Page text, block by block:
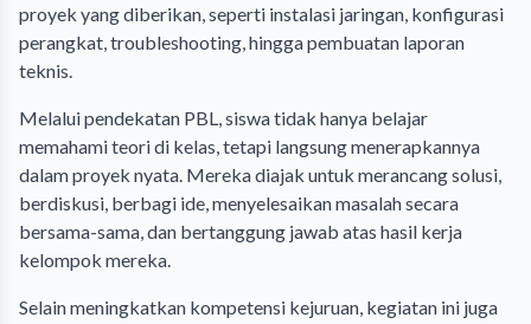
proyek yang diberikan, seperti instalasi jaringan, konfigurasi
perangkat, troubleshooting, hingga pembuatan laporan
teknis.
Melalui pendekatan PBL, siswa tidak hanya belajar
memahami teori di kelas, tetapi langsung menerapkannya
dalam proyek nyata. Mereka diajak untuk merancang solusi,
berdiskusi, berbagi ide, menyelesaikan masalah secara
bersama-sama, dan bertanggung jawab atas hasil kerja
kelompok mereka.
Selain meningkatkan kompetensi kejuruan, kegiatan ini juga